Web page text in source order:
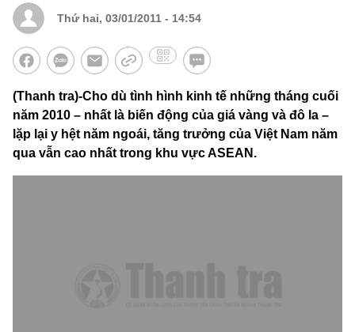
Thứ hai, 03/01/2011 - 14:54
(Thanh tra)-Cho dù tình hình kinh tế những tháng cuối
năm 2010 – nhất là biến động của giá vàng và đô la –
lặp lại y hệt năm ngoái, tăng trưởng của Việt Nam năm
qua vẫn cao nhất trong khu vực ASEAN.